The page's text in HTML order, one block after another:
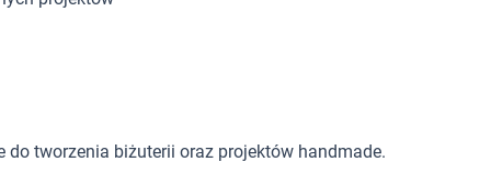
tworzenia biżuterii oraz projektów handmade.